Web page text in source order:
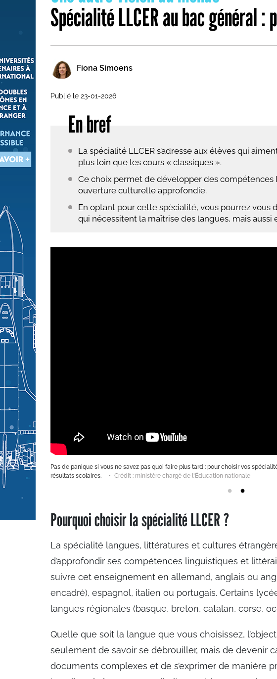
Les métiers par ordre alphabétique
Spécialité LLCER au bac général
Fiona Simoens
Publié le 23-01-2026
En bref
La spécialité LLCER s’adresse aux élèves qui
plus loin que les cours « classiques ».
Ce choix permet de développer des
ouverture culturelle approfondie.
En optant pour cette spécialité, vous pourrez vous
qui nécessitent la maîtrise des langues, mais
Pas de panique si vous ne savez pas quoi faire plus tard : pour choisir vos
résultats scolaires.
Crédit : ministère chargé de l'Éducation nationale
Pourquoi choisir la spécialité LLCER ?
La spécialité langues, littératures et cultures
d’approfondir ses compétences linguistiques et
suivre cet enseignement en allemand, anglais ou
encadré), espagnol, italien ou portugais. Certains
langues régionales (basque, breton, catalan, corse,
Quelle que soit la langue que vous choisissez,
seulement de savoir se débrouiller, mais de devenir
documents complexes et de s’exprimer de manière